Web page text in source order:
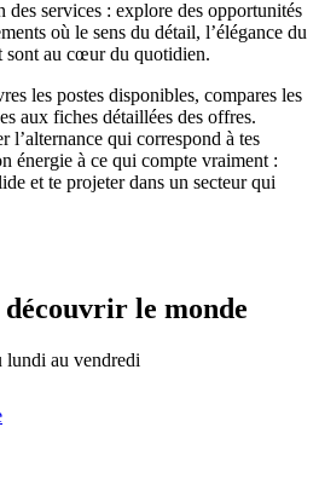
services : explore des opportunités
où le sens du détail, l’élégance du
sont au cœur du quotidien.
les postes disponibles, compares les
aux fiches détaillées des offres.
l’alternance qui correspond à tes
énergie à ce qui compte vraiment :
et te projeter dans un secteur qui
le monde
lundi au vendredi